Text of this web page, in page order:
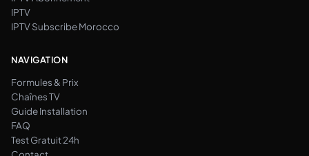
IPTV
IPTV Subscribe Morocco
NAVIGATION
Formules & Prix
Chaînes TV
Guide Installation
FAQ
Test Gratuit 24h